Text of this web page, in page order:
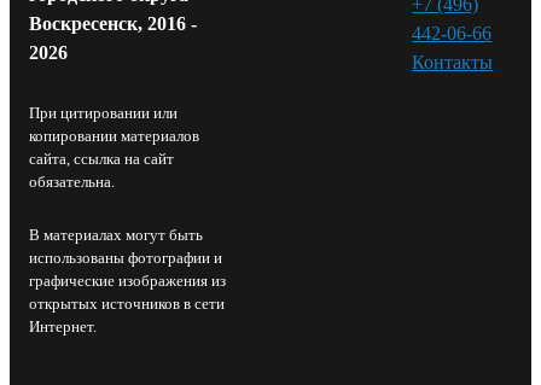
Воскресенск, 2016 -
2026
При цитировании или
копировании материалов
сайта, ссылка на сайт
обязательна.
В материалах могут быть
использованы фотографии и
графические изображения из
открытых источников в сети
Интернет.
442-06-66
Контакты⁠